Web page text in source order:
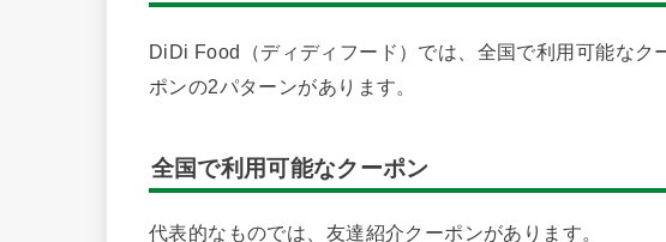
DiDi Food（ディディフード）では、全国で利用可能なク
ポンの2パターンがあります。
全国で利用可能なクーポン
代表的なものでは、友達紹介クーポンがあります。